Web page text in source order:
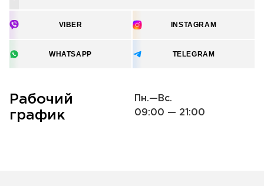
VIBER INSTAGRAM
WHATSAPP TELEGRAM
Рабочий
график
Пн.—Вс.
09:00 — 21:00